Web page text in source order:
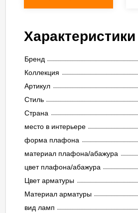
Характеристики
Бренд
Коллекция
Артикул
Стиль
Страна
место в интерьере
форма плафона
материал плафона/абажура
цвет плафона/абажура
Цвет арматуры
Материал арматуры
вид ламп